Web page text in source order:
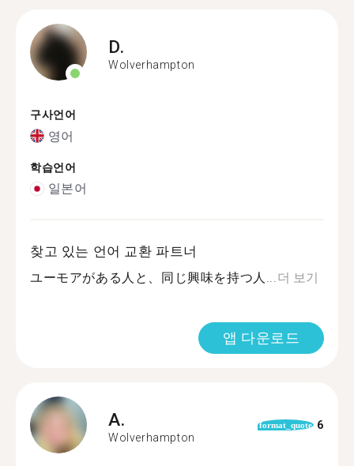
D.
Wolverhampton
구사언어
영어
학습언어
일본어
찾고 있는 언어 교환 파트너
ユーモアがある人と、同じ興味を持つ人...더 보기
앱 다운로드
A.
Wolverhampton
format_quote 6